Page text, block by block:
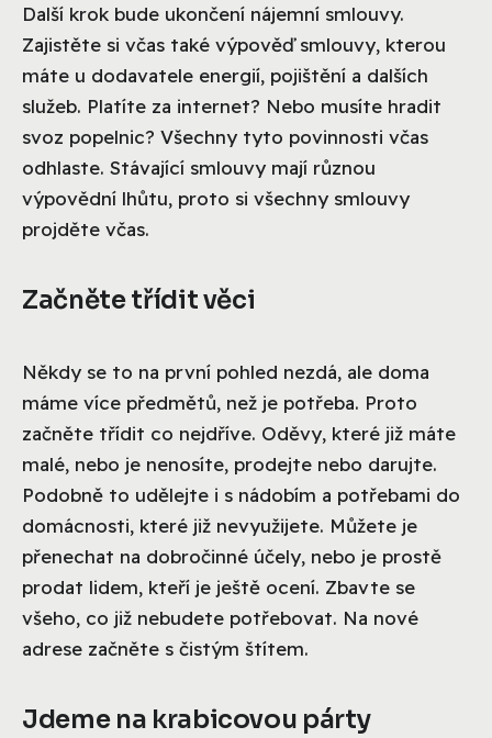
Další krok bude ukončení nájemní smlouvy.
Zajistěte si včas také výpověď smlouvy, kterou
máte u dodavatele energií, pojištění a dalších
služeb. Platíte za internet? Nebo musíte hradit
svoz popelnic? Všechny tyto povinnosti včas
odhlaste. Stávající smlouvy mají různou
výpovědní lhůtu, proto si všechny smlouvy
projděte včas.
Začněte třídit věci
Někdy se to na první pohled nezdá, ale doma
máme více předmětů, než je potřeba. Proto
začněte třídit co nejdříve. Oděvy, které již máte
malé, nebo je nenosíte, prodejte nebo darujte.
Podobně to udělejte i s nádobím a potřebami do
domácnosti, které již nevyužijete. Můžete je
přenechat na dobročinné účely, nebo je prostě
prodat lidem, kteří je ještě ocení. Zbavte se
všeho, co již nebudete potřebovat. Na nové
adrese začněte s čistým štítem.
Jdeme na krabicovou párty